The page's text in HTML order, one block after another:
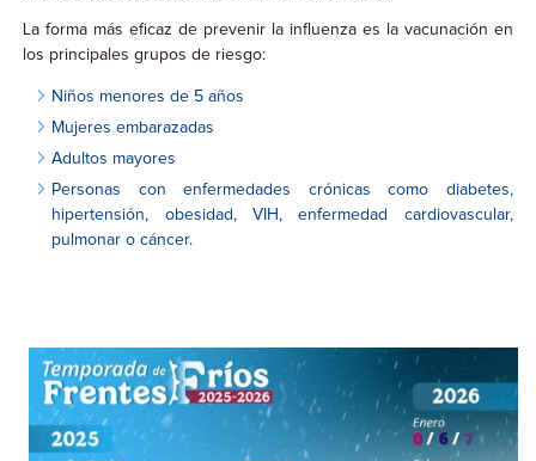
La forma más eficaz de prevenir la influenza es la vacunación en
los principales grupos de riesgo:
Niños menores de 5 años
Mujeres embarazadas
Adultos mayores
Personas con enfermedades crónicas como diabetes,
hipertensión, obesidad, VIH, enfermedad cardiovascular,
pulmonar o cáncer.